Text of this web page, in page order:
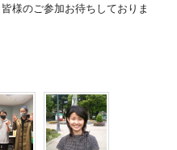
様のご参加お待ちしておりま